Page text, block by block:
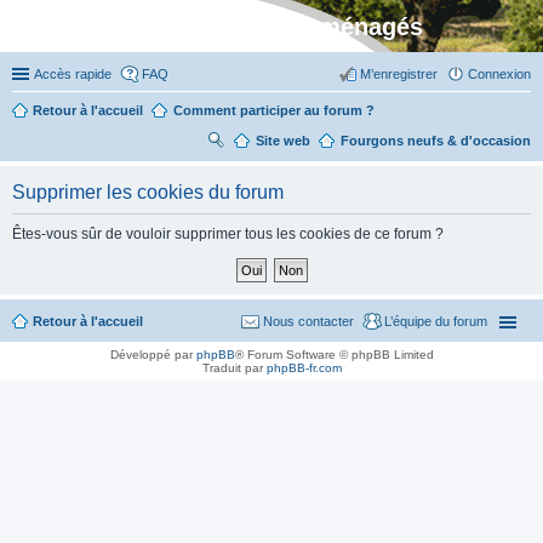
Stylevan - Vans aménagés
Accès rapide FAQ Connexion
M’enregistrer
Retour à l'accueil Comment participer au forum ?
Fourgons neufs & d'occasion
Site web
R
her
ch
Supprimer les cookies du forum
Êtes-vous sûr de vouloir supprimer tous les cookies de ce forum ?
Retour à l'accueil L’équipe du forum
Nous contacter
Développé parphpBB® Forum Software © phpBB Limited
Traduit parphpBB-fr.com